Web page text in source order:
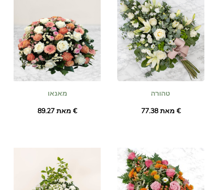
מאנאו
מאת ‏89.27 €
טהורה
מאת ‏77.38 €